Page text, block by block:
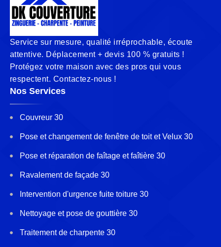
Service sur mesure, qualité irréprochable, écoute
attentive. Déplacement + devis 100 % gratuits !
Protégez votre maison avec des pros qui vous
respectent. Contactez-nous !
Nos Services
Couvreur 30
Pose et changement de fenêtre de toit et Velux 30
Pose et réparation de faîtage et faîtière 30
Ravalement de façade 30
Intervention d'urgence fuite toiture 30
Nettoyage et pose de gouttière 30
Traitement de charpente 30